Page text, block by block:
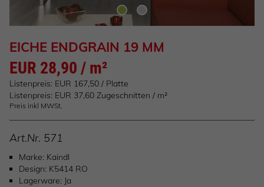
EICHE ENDGRAIN 19 MM
EUR 28,90 / m²
Listenpreis: EUR 167,50 / Platte
Listenpreis: EUR 37,60 Zugeschnitten / m²
Preis inkl MWSt.
Art.Nr. 571
Marke Kaindl
Design K5414 RO
Lagerware Ja